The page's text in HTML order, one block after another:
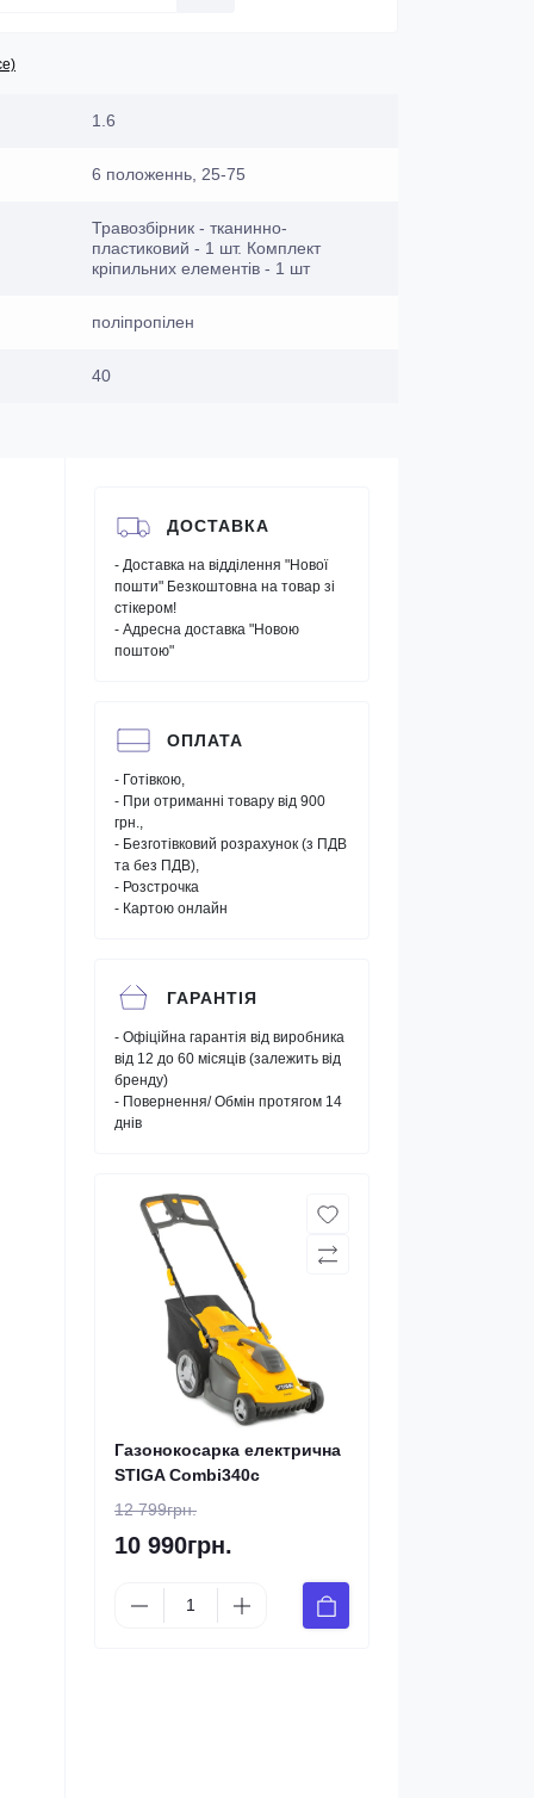
1.6
6 положеннь, 25-75
Травозбірник - тканинно-
пластиковий - 1 шт. Комплект
кріпильних елементів - 1 шт
поліпропілен
40
ДОСТАВКА
- Доставка на відділення "Нової
пошти" Безкоштовна на товар зі
стікером!
- Адресна доставка "Новою
поштою"
ОПЛАТА
- Готівкою,
- При отриманні товару від 900
грн.,
- Безготівковий розрахунок (з ПДВ
та без ПДВ),
- Розстрочка
- Картою онлайн
ГАРАНТІЯ
- Офіційна гарантія від виробника
від 12 до 60 місяців (залежить від
бренду)
- Повернення/ Обмін протягом 14
днів
Газонокосарка електрична
STIGA Combi340c
12 799грн.
10 990грн.